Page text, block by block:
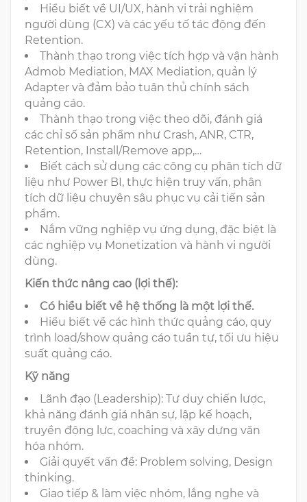
Hiểu biết về UI/UX, hành vi trải nghiệm
người dùng (CX) và các yếu tố tác động đến
Retention.
Thành thạo trong việc tích hợp và vận hành
Admob Mediation, MAX Mediation, quản lý
Adapter và đảm bảo tuân thủ chính sách
quảng cáo.
Thành thạo trong việc theo dõi, đánh giá
các chỉ số sản phẩm như Crash, ANR, CTR,
Retention, Install/Remove app,…
Biết cách sử dụng các công cụ phân tích dữ
liệu như Power BI, thực hiện truy vấn, phân
tích dữ liệu chuyên sâu phục vụ cải tiến sản
phẩm.
Nắm vững nghiệp vụ ứng dụng, đặc biệt là
các nghiệp vụ Monetization và hành vi người
dùng.
Kiến thức nâng cao (lợi thế):
Có hiểu biết về hệ thống là một lợi thế.
Hiểu biết về các hình thức quảng cáo, quy
trình load/show quảng cáo tuần tự, tối ưu hiệu
suất quảng cáo.
Kỹ năng
Lãnh đạo (Leadership): Tư duy chiến lược,
khả năng đánh giá nhân sự, lập kế hoạch,
truyền động lực, coaching và xây dựng văn
hóa nhóm.
Giải quyết vấn đề: Problem solving, Design
thinking.
Giao tiếp & làm việc nhóm, lắng nghe và